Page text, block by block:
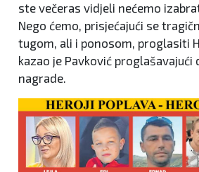
ste večeras vidjeli nećemo
Nego ćemo, prisjećajući se
tugom, ali i ponosom, proglasiti
kazao je Pavković
nagrade.